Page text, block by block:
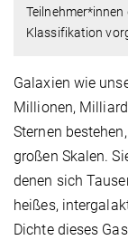
Klassifikation
Galaxien wie
Millionen,
Sternen
großen Skalen.
denen sich
heißes,
Dichte dieses